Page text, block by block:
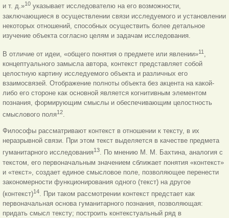
и т. д.»10 указывает исследователю на его возможности,
заключающиеся в осуществлении связи исследуемого и установлении
некоторых отношений, способных осуществить более детальное
изучение объекта согласно целям и задачам исследования.
В отличие от идеи, «общего понятия о предмете или явлении»11 ,
концептуального замысла автора, контекст представляет собой
целостную картину исследуемого объекта и различных его
взаимосвязей. Отображение полноты объекта без акцента на какой-
либо его стороне как основной является когнитивным элементом
познания, формирующим смыслы и обеспечивающим целостность
смыслового поля12.
Философы рассматривают контекст в отношении к тексту, в их
неразрывной связи. При этом текст выделяется в качестве предмета
гуманитарного исследования13. По мнению М. М. Бахтина, аналогия с
текстом, его первоначальным значением сближает понятия «контекст»
и «текст», создает единое смысловое поле, позволяющее перенести
закономерности функционирования одного (текст) на другое
(контекст)14
. При таком рассмотрении контекст предстает как
первоначальная основа гуманитарного познания, позволяющая:
придать смысл тексту; построить контекстуальный ряд в